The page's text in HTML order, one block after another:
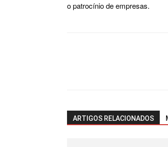
o patrocínio de empresas.
ARTIGOS RELACIONADOS